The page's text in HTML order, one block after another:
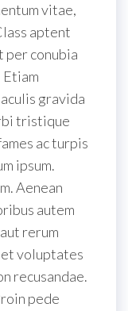
vitae,
aptent
conubia
Etiam
gravida
tristique
ac turpis
ipsum.
Aenean
autem
rerum
voluptates
recusandae.
pede